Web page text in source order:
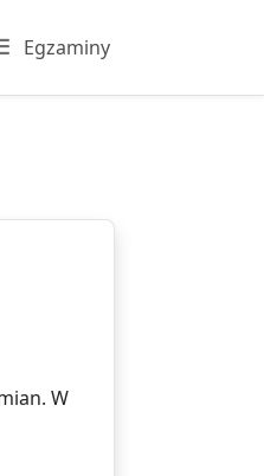
Egzaminy
W